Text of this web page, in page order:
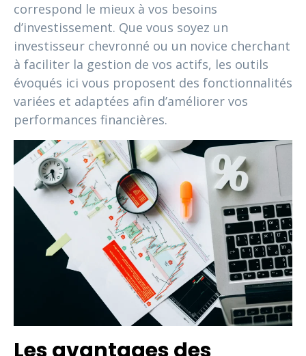
correspond le mieux à vos besoins
d’investissement. Que vous soyez un
investisseur chevronné ou un novice cherchant
à faciliter la gestion de vos actifs, les outils
évoqués ici vous proposent des fonctionnalités
variées et adaptées afin d’améliorer vos
performances financières.